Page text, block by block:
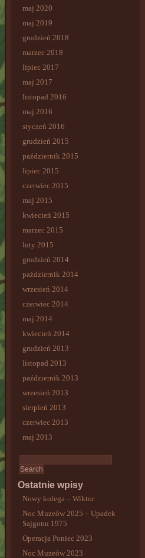
maj 2020
maj 2019
grudzień 2018
marzec 2018
lipiec 2017
maj 2017
listopad 2016
maj 2016
styczeń 2016
grudzień 2015
październik 2015
lipiec 2015
czerwiec 2015
maj 2015
kwiecień 2015
marzec 2015
luty 2015
grudzień 2014
październik 2014
wrzesień 2014
czerwiec 2014
maj 2014
kwiecień 2014
grudzień 2013
listopad 2013
październik 2013
wrzesień 2013
sierpień 2013
czerwiec 2013
maj 2013
Ostatnie wpisy
Nowy kolega – Wiktor
Noc Muzeów 2025 – Upadek
Sajgonu 1975
Operacja Poniec 2023
Noc Muzeów 2023